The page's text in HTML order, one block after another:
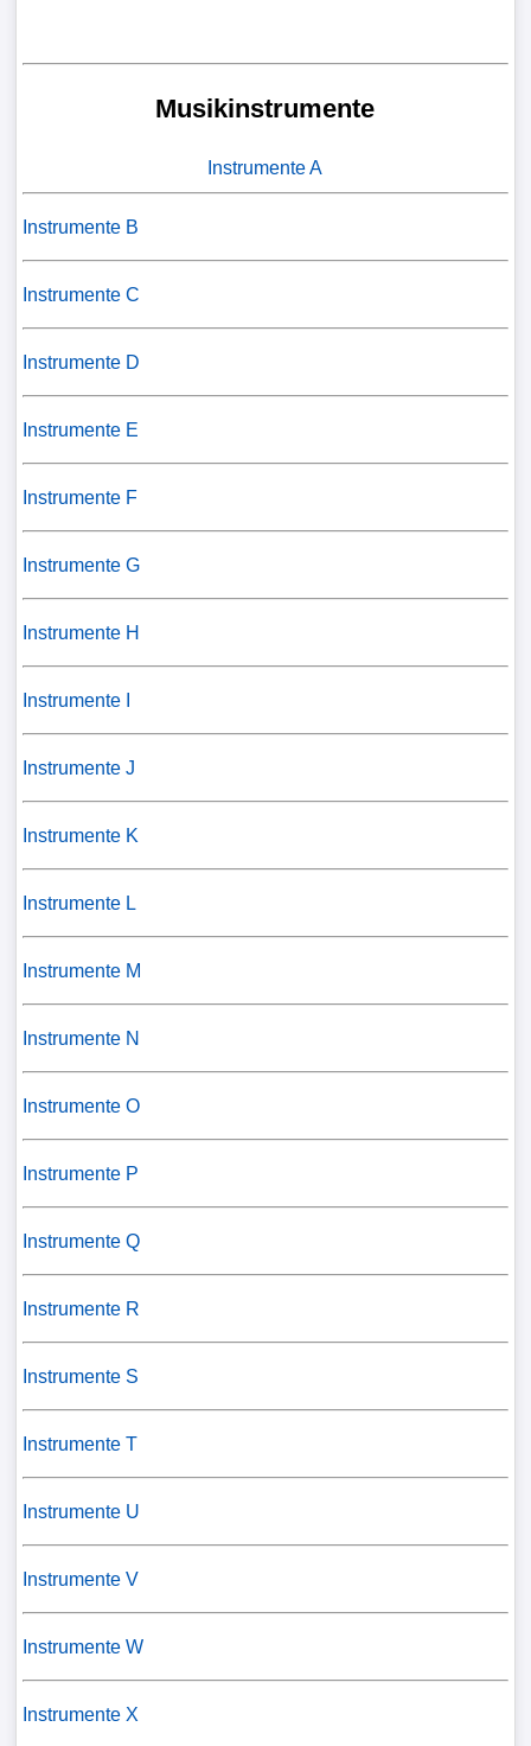
Musikinstrumente
Instrumente A
Instrumente B
Instrumente C
Instrumente D
Instrumente E
Instrumente F
Instrumente G
Instrumente H
Instrumente I
Instrumente J
Instrumente K
Instrumente L
Instrumente M
Instrumente N
Instrumente O
Instrumente P
Instrumente Q
Instrumente R
Instrumente S
Instrumente T
Instrumente U
Instrumente V
Instrumente W
Instrumente X